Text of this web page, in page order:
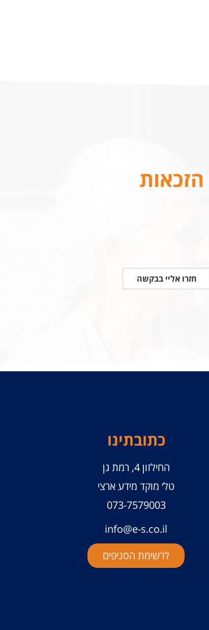
הזכאות
חזרו אליי בבקשה
כתובתינו
החילזון 4, רמת גן
טל׳ מוקד מידע ארצי
073-7579003
info@e-s.co.il
לרשימת הסניפים